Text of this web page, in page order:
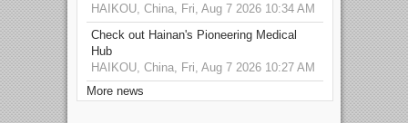
HAIKOU, China, Fri, Aug 7 2026 10:34 AM
Check out Hainan's Pioneering Medical
Hub
HAIKOU, China, Fri, Aug 7 2026 10:27 AM
More news